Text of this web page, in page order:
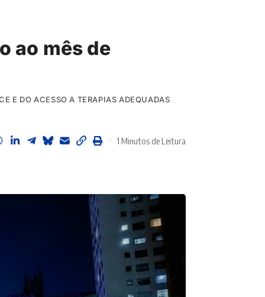
ao mês de
E DO ACESSO A TERAPIAS ADEQUADAS
1 Minutos de Leitura